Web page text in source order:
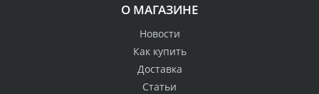
О МАГАЗИНЕ
Новости
Как купить
Доставка
Статьи